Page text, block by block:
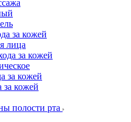
за кожей
лица
за кожей
за кожей
за кожей
полости рта